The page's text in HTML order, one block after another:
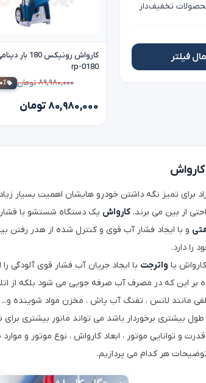
تخفیف‌دار
فیلتر
rp-0180
۸۹,۹۸۰,۰۰۰ تومان
۱۰٪
۸۰,۹۸۰,۰۰۰ تومان
برای تمیز نگه داشتن خودرو هایشان اهمیت بسیار
از بین می برند. کارواش یک دستگاه شستشو با فشار
و با ایجاد فشار آب قوی و کنترل شده از هدر رفتن
را دارد.
یا واترجت با ایجاد جریان آب فشار قوی
بر این که در مصرف آب صرفه جویی می شود بلکه از
مانند لانس ، تفنگ آب پاش ، مخزن مواد شوینده
بیشتری برخوردار باشد می تواند مانور بیشتری
و توانایی موتور ، ابعاد کارواش ، نوع موتور و
هر کدام می پردازیم.